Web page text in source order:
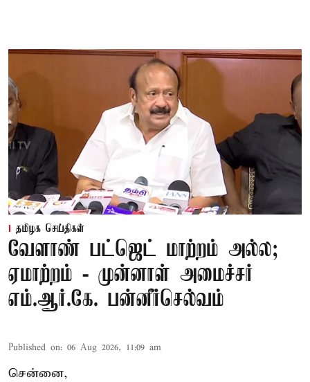
தமிழக செய்திகள்
வேளாண் பட்ஜெட் மாற்றம் அல்ல;
ஏமாற்றம் - முன்னாள் அமைச்சர்
எம்.ஆர்.கே. பன்னீர்செல்வம்
Published on: 06 Aug 2026, 11:09 am
சென்னை,